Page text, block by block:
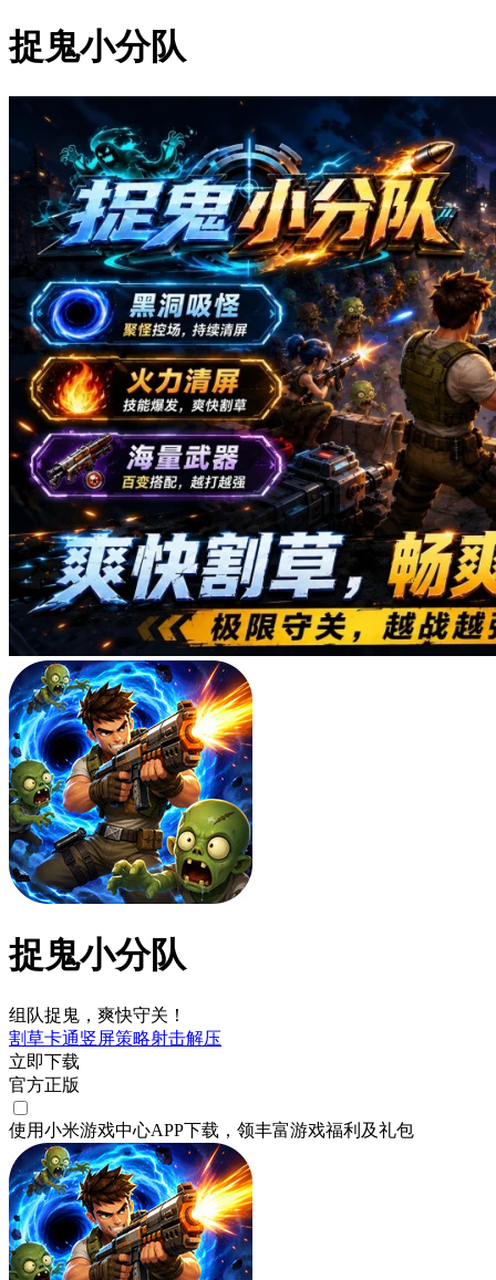
捉鬼小分队
捉鬼小分队
组队捉鬼，爽快守关！
割草卡通竖屏策略射击解压
立即下载
官方正版
使用小米游戏中心APP下载 ，领丰富游戏福利 及礼包